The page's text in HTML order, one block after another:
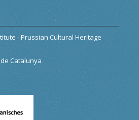
- Prussian Cultural Heritage
Catalunya